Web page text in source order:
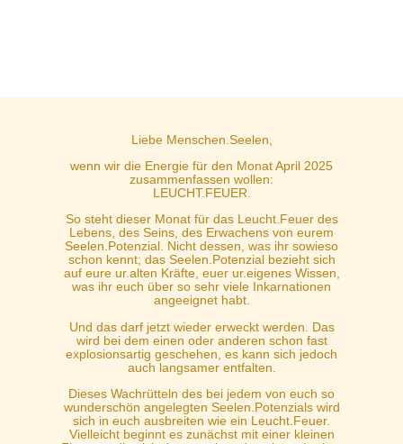
Liebe Menschen.Seelen,
wenn wir die Energie für den Monat April 2025
zusammenfassen wollen:
LEUCHT.FEUER.
So steht dieser Monat für das Leucht.Feuer des
Lebens, des Seins, des Erwachens von eurem
Seelen.Potenzial. Nicht dessen, was ihr sowieso
schon kennt; das Seelen.Potenzial bezieht sich
auf eure ur.alten Kräfte, euer ur.eigenes Wissen,
was ihr euch über so sehr viele Inkarnationen
angeeignet habt.
Und das darf jetzt wieder erweckt werden. Das
wird bei dem einen oder anderen schon fast
explosionsartig geschehen, es kann sich jedoch
auch langsamer entfalten.
Dieses Wachrütteln des bei jedem von euch so
wunderschön angelegten Seelen.Potenzials wird
sich in euch ausbreiten wie ein Leucht.Feuer.
Vielleicht beginnt es zunächst mit einer kleinen